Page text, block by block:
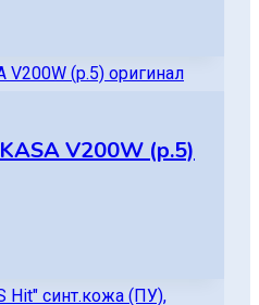
V200W (р.5)